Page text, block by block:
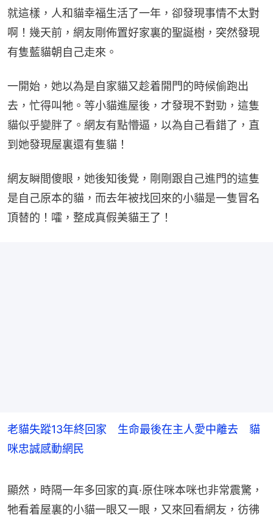
就這樣，人和貓幸福生活了一年，卻發現事情不太對
啊！幾天前，網友剛佈置好家裏的聖誕樹，突然發現
有隻藍貓朝自己走來。
一開始，她以為是自家貓又趁着開門的時候偷跑出
去，忙得叫牠。等小貓進屋後，才發現不對勁，這隻
貓似乎變胖了。網友有點懵逼，以為自己看錯了，直
到她發現屋裏還有隻貓！
網友瞬間傻眼，她後知後覺，剛剛跟自己進門的這隻
是自己原本的貓，而去年被找回來的小貓是一隻冒名
頂替的！嚯，整成真假美貓王了！
老貓失蹤13年終回家 生命最後在主人愛中離去 貓
咪忠誠感動網民
顯然，時隔一年多回家的真·原住咪本咪也非常震驚，
牠看着屋裏的小貓一眼又一眼，又來回看網友，彷彿